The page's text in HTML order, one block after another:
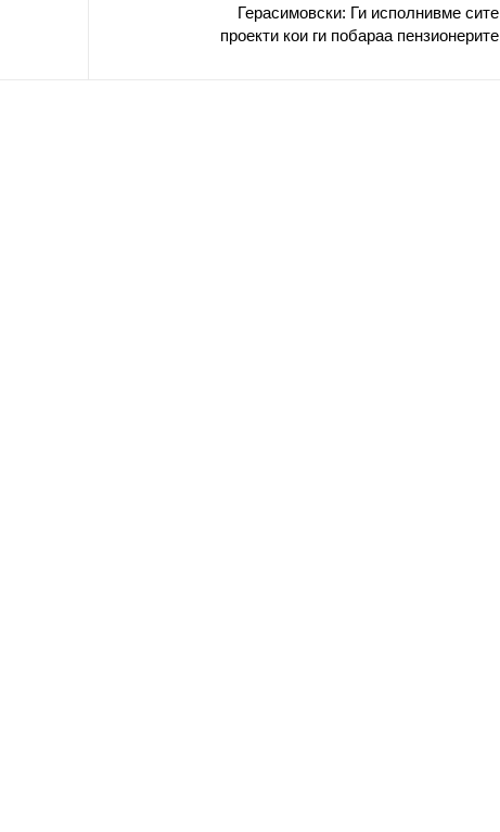
Герасимовски: Ги исполнивме сите
проекти кои ги побараа пензионерите